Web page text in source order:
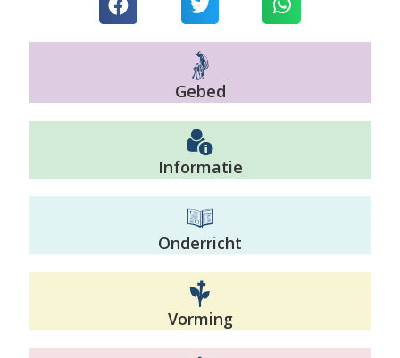
Gebed
Informatie
Onderricht
Vorming